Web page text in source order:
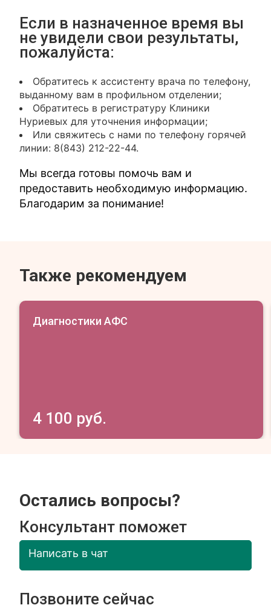
Если в назначенное время вы
не увидели свои результаты,
пожалуйста:
Обратитесь к ассистенту врача по телефону,
выданному вам в профильном отделении;
Обратитесь в регистратуру Клиники
Нуриевых для уточнения информации;
Или свяжитесь с нами по телефону горячей
линии: 8(843) 212-22-44.
Мы всегда готовы помочь вам и
предоставить необходимую информацию.
Благодарим за понимание!
Также рекомендуем
Диагностики АФС
4 100 руб.
Остались вопросы?
Консультант поможет
Написать в чат
Позвоните сейчас